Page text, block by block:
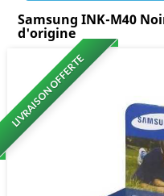
Samsung INK-M40
d'origine
LIVRAISON OFFERTE